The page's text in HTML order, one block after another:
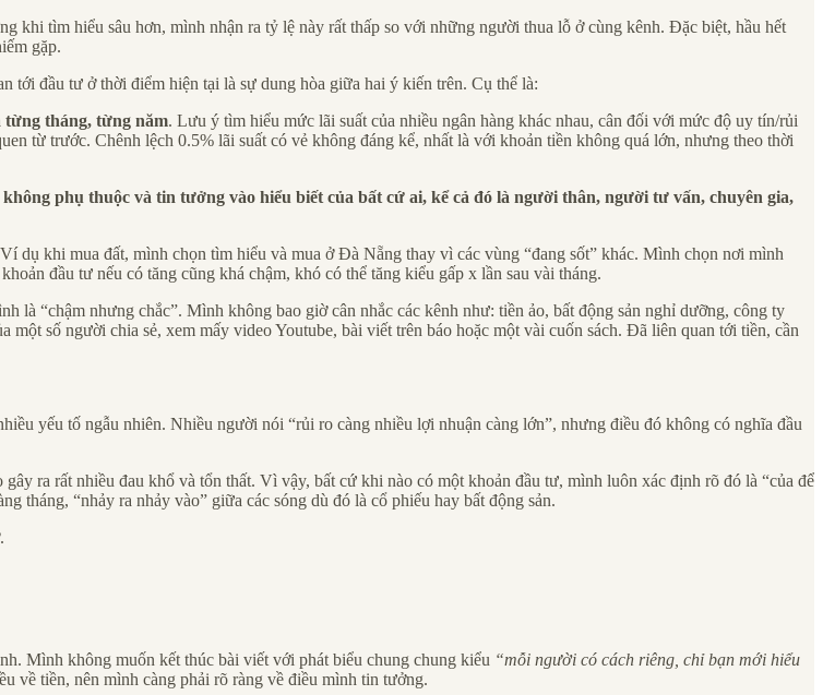
khi tìm hiểu sâu hơn, mình nhận ra tỷ lệ này rất thấp so với những người thua lỗ ở cùng kênh. Đặc biệt, hầu hết
gặp.
tới đầu tư ở thời điểm hiện tại là sự dung hòa giữa hai ý kiến trên. Cụ thể là:
từng tháng, từng năm. Lưu ý tìm hiểu mức lãi suất của nhiều ngân hàng khác nhau, cân đối với mức độ uy tín/rủi
từ trước. Chênh lệch 0.5% lãi suất có vẻ không đáng kể, nhất là với khoản tiền không quá lớn, nhưng theo thời
phụ thuộc và tin tưởng vào hiểu biết của bất cứ ai, kể cả đó là người thân, người tư vấn, chuyên gia,
dụ khi mua đất, mình chọn tìm hiểu và mua ở Đà Nẵng thay vì các vùng “đang sốt” khác. Mình chọn nơi mình
đầu tư nếu có tăng cũng khá chậm, khó có thể tăng kiểu gấp x lần sau vài tháng.
là “chậm nhưng chắc”. Mình không bao giờ cân nhắc các kênh như: tiền ảo, bất động sản nghỉ dưỡng, công ty
số người chia sẻ, xem mấy video Youtube, bài viết trên báo hoặc một vài cuốn sách. Đã liên quan tới tiền, cần
yếu tố ngẫu nhiên. Nhiều người nói “rủi ro càng nhiều lợi nhuận càng lớn”, nhưng điều đó không có nghĩa đầu
ra rất nhiều đau khổ và tổn thất. Vì vậy, bất cứ khi nào có một khoản đầu tư, mình luôn xác định rõ đó là “của để
tháng, “nhảy ra nhảy vào” giữa các sóng dù đó là cổ phiếu hay bất động sản.
Mình không muốn kết thúc bài viết với phát biểu chung chung kiểu “mỗi người có cách riêng, chỉ bạn mới hiểu
về tiền, nên mình càng phải rõ ràng về điều mình tin tưởng.